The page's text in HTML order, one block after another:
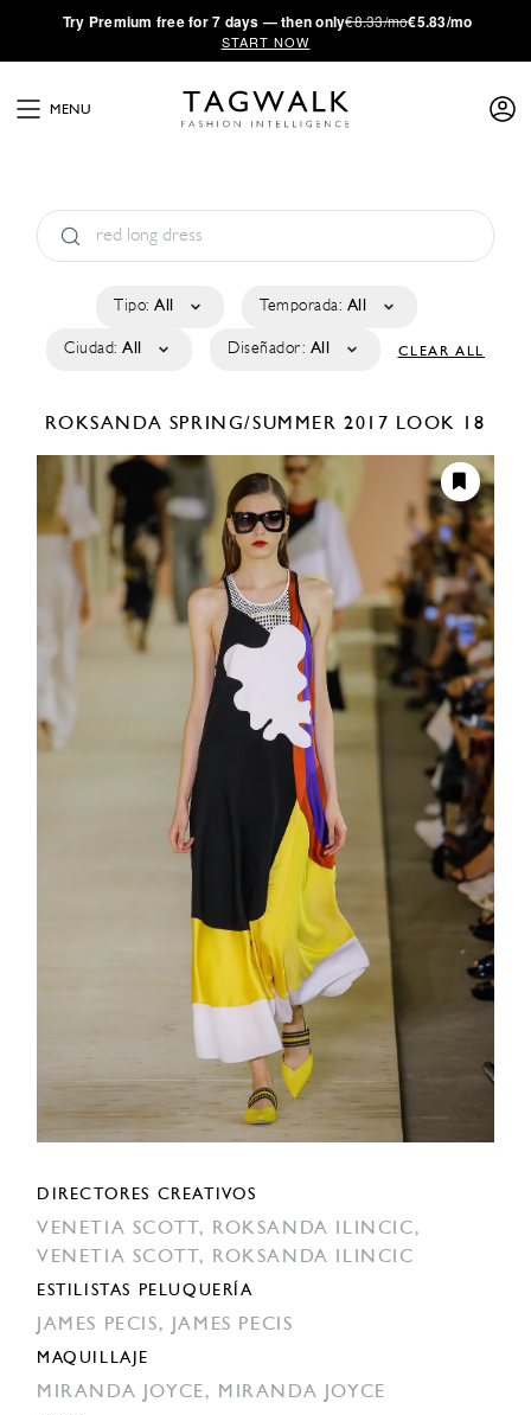
·Try Premium free for 7 days — then only€8.33/mo€5.83/mo
START NOW
MENU
Tipo: All Temporada: All
Ciudad: All Diseñador: All CLEAR ALL
ROKSANDA SPRING/SUMMER 2017 LOOK 18
DIRECTORES CREATIVOS
VENETIA SCOTT,
ROKSANDA ILINCIC,
VENETIA SCOTT,
ROKSANDA ILINCIC
ESTILISTAS PELUQUERÍA
JAMES PECIS, JAMES PECIS
MAQUILLAJE
MIRANDA JOYCE, MIRANDA JOYCE